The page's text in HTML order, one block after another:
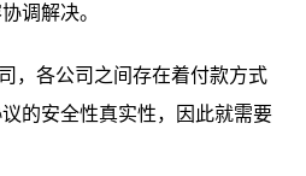
调解决。
，各公司之间存在着付款方式
的安全性真实性，因此就需要